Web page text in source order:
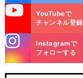
YouTubeで
チャンネル登録
m
Instagramで
フォローする